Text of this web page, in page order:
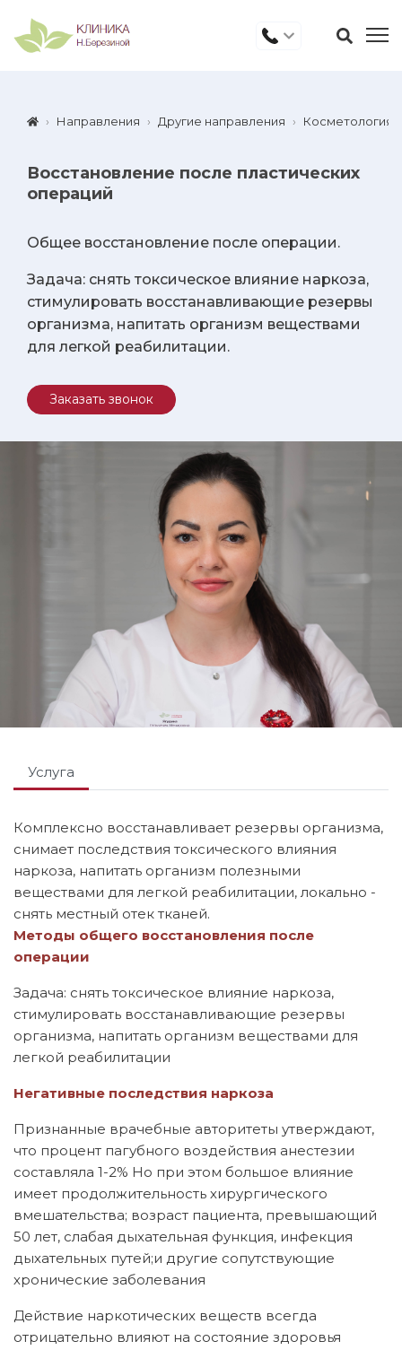
Направления Другие направления Косметология
Восстановление после пластических
операций
Общее восстановление после операции.
Задача: снять токсическое влияние наркоза,
стимулировать восстанавливающие резервы
организма, напитать организм веществами
для легкой реабилитации.
Заказать звонок
Услуга
Комплексно восстанавливает резервы организма,
снимает последствия токсического влияния
наркоза, напитать организм полезными
веществами для легкой реабилитации, локально -
снять местный отек тканей.
Методы общего восстановления после
операции
Задача: снять токсическое влияние наркоза,
стимулировать восстанавливающие резервы
организма, напитать организм веществами для
легкой реабилитации
Негативные последствия наркоза
Признанные врачебные авторитеты утверждают,
что процент пагубного воздействия анестезии
составляла 1-2% Но при этом большое влияние
имеет продолжительность хирургического
вмешательства; возраст пациента, превышающий
50 лет, слабая дыхательная функция, инфекция
дыхательных путей;и другие сопутствующие
хронические заболевания
Действие наркотических веществ всегда
отрицательно влияют на состояние здоровья